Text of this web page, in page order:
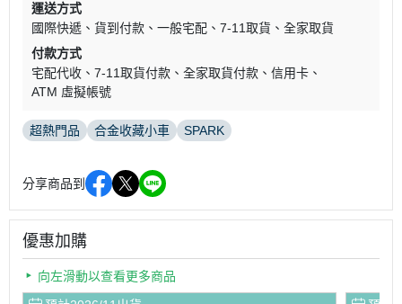
運送方式
國際快遞
貨到付款 一般宅配 7-11取貨
全家取貨
付款方式
宅配代收
7-11取貨付款 全家取貨付款
信用卡
ATM 虛擬帳號
超熱門品 合金收藏小車 SPARK
分享商品到
優惠加購
向左滑動以查看更多商品